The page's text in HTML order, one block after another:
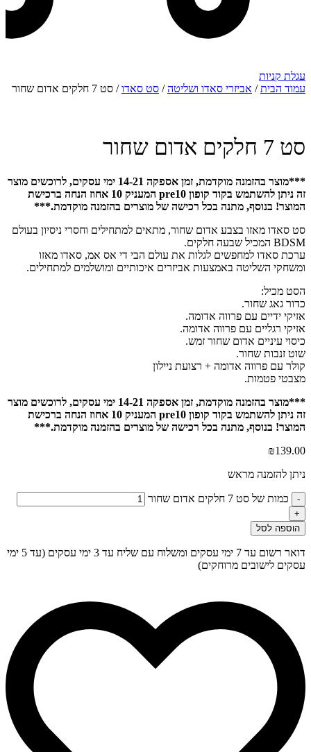
עגלת קניות
עמוד הבית/ אביזרי סאדו ושליטה/ סט סאדו/ סט 7 חלקים אדום שחור
סט 7 חלקים אדום שחור
***מוצר בהזמנה מוקדמת, זמן אספקה 14-21 ימי עסקים, לרוכשים מוצר
זה ניתן להשתמש בקוד קופון pre10 המעניק 10 אחוז הנחה ברכישת
המוצר! בנוסף, מתנה בכל רכישה של מוצרים בהזמנה מוקדמת.***
סט סאדו מאזו בצבע אדום שחור, מתאים למתחילים וחסרי ניסיון בעולם
BDSM המכיל שבעה חלקים.
ערכת סאדו למחפשים לגלות את עולם הבי די אס אמ, סאדו מאזו
ומשחקי השליטה באמצעות אביזרים איכותיים ומושלמים למתחילים.
הסט מכיל:
כדור גאג שחור.
אזיקי ידיים עם פרווה אדומה.
אזיקי רגליים עם פרווה אדומה.
כיסוי עיניים אדום שחור זמש.
שוט זנבות שחור.
קולר עם פרווה אדומה + רצועת ניילון
מצבטי פטמות.
***מוצר בהזמנה מוקדמת, זמן אספקה 14-21 ימי עסקים, לרוכשים מוצר
זה ניתן להשתמש בקוד קופון pre10 המעניק 10 אחוז הנחה ברכישת
המוצר! בנוסף, מתנה בכל רכישה של מוצרים בהזמנה מוקדמת.***
₪139.00
ניתן להזמנה מראש
- כמות של סט 7 חלקים אדום שחור
+
הוספה לסל
דואר רשום עד 7 ימי עסקים ומשלוח עם שליח עד 3 ימי עסקים (עד 5 ימי
עסקים לישובים מרוחקים)